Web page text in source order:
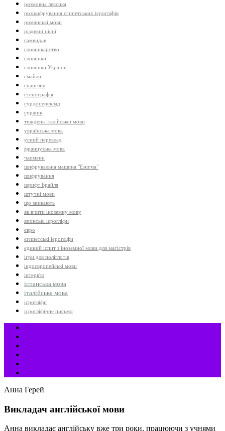
розмовна лексика
розшифрування єгипетських ієрогліфів
романські мови
різдвяні пісні
самвидав
словникарство
словники
словники України
смайли
спангліш
стенографія
сурдопереклад
суржик
тиждень італійської мови
українська мова
усний переклад
французька мова
чапмени
шифрувальна машина "Енігма"
шифрування
шрифт Брайля
штучні мови
що зникають
як вчити іноземну мову
японські ієрогліфи
євро
єгипетські ієрогліфи
єдиний іспит з іноземної мови для магістрів
ігри для поліглотів
індоєвропейські мови
інтерв'ю
іспанська мова
італійська мова
ієрогліфи
ієрогліфічне письмо
Анна Герей
Викладач англійської мови
Анна викладає англійську вже три роки, працюючи з учнями